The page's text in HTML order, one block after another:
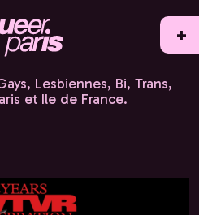
+
Lesbiennes, Bi, Trans,
et Ile de France.